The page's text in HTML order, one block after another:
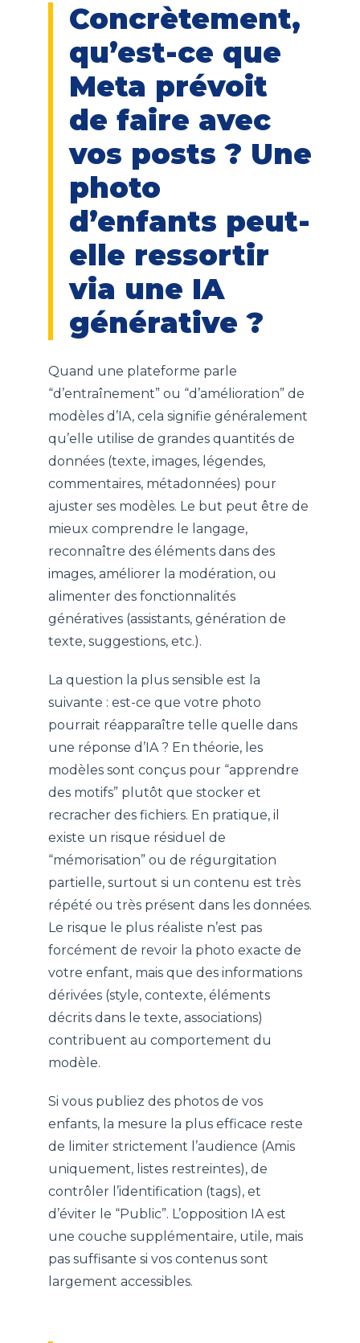
Concrètement,
qu’est-ce que
Meta prévoit
de faire avec
vos posts ? Une
photo
d’enfants peut-
elle ressortir
via une IA
générative ?
Quand une plateforme parle
“d’entraînement” ou “d’amélioration” de
modèles d’IA, cela signifie généralement
qu’elle utilise de grandes quantités de
données (texte, images, légendes,
commentaires, métadonnées) pour
ajuster ses modèles. Le but peut être de
mieux comprendre le langage,
reconnaître des éléments dans des
images, améliorer la modération, ou
alimenter des fonctionnalités
génératives (assistants, génération de
texte, suggestions, etc.).
La question la plus sensible est la
suivante : est-ce que votre photo
pourrait réapparaître telle quelle dans
une réponse d’IA ? En théorie, les
modèles sont conçus pour “apprendre
des motifs” plutôt que stocker et
recracher des fichiers. En pratique, il
existe un risque résiduel de
“mémorisation” ou de régurgitation
partielle, surtout si un contenu est très
répété ou très présent dans les données.
Le risque le plus réaliste n’est pas
forcément de revoir la photo exacte de
votre enfant, mais que des informations
dérivées (style, contexte, éléments
décrits dans le texte, associations)
contribuent au comportement du
modèle.
Si vous publiez des photos de vos
enfants, la mesure la plus efficace reste
de limiter strictement l’audience (Amis
uniquement, listes restreintes), de
contrôler l’identification (tags), et
d’éviter le “Public”. L’opposition IA est
une couche supplémentaire, utile, mais
pas suffisante si vos contenus sont
largement accessibles.